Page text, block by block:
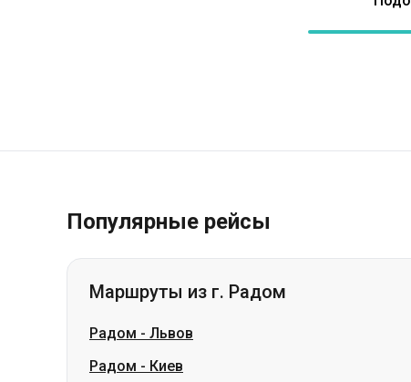
Радом -
Радом-Нововолынск
Радом-Луцк
Радом-Ровно